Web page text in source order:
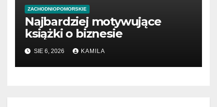
ZACHODNIOPOMORSKIE
Najbardziej motywujące
książki o biznesie
SIE 6, 2026 KAMILA